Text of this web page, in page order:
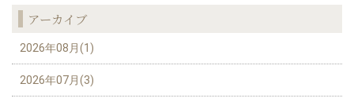
アーカイブ
2026年08月(1)
2026年07月(3)